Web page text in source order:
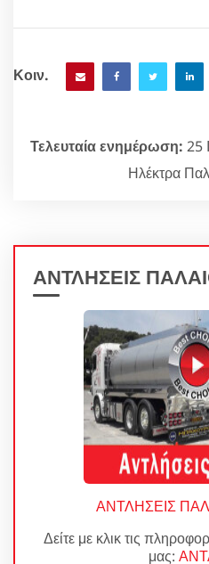
Κοιν.
Τελευταία ενημέρωση: 25
Ηλέκτρα
ΑΝΤΛΗΣΕΙΣ
ΑΝΤΛΗΣΕΙΣ
Δείτε με κλικ τις
μας: